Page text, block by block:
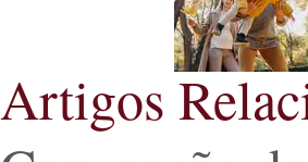
Artigos